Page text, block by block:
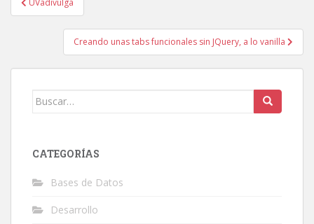
de
entradas
UVadivulga
Creando unas tabs funcionales sin JQuery, a lo vanilla
Buscar:
CATEGORÍAS
Bases de Datos
Desarrollo